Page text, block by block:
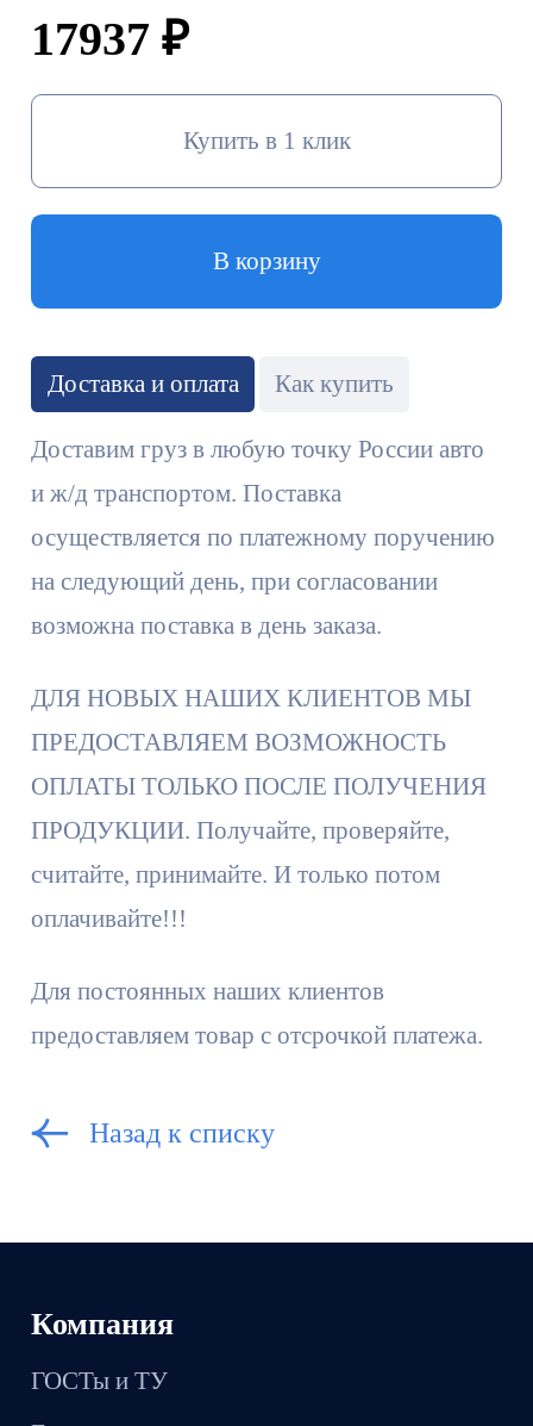
17937 ₽
В корзину
Купить в 1 клик
Доставка и оплата Как купить
Доставим груз в любую точку России авто
и ж/д транспортом. Поставка
осуществляется по платежному поручению
на следующий день, при согласовании
возможна поставка в день заказа.
ДЛЯ НОВЫХ НАШИХ КЛИЕНТОВ МЫ
ПРЕДОСТАВЛЯЕМ ВОЗМОЖНОСТЬ
ОПЛАТЫ ТОЛЬКО ПОСЛЕ ПОЛУЧЕНИЯ
ПРОДУКЦИИ. Получайте, проверяйте,
считайте, принимайте. И только потом
оплачивайте!!!
Для постоянных наших клиентов
предоставляем товар с отсрочкой платежа.
Назад к списку
Компания
ГОСТы и ТУ